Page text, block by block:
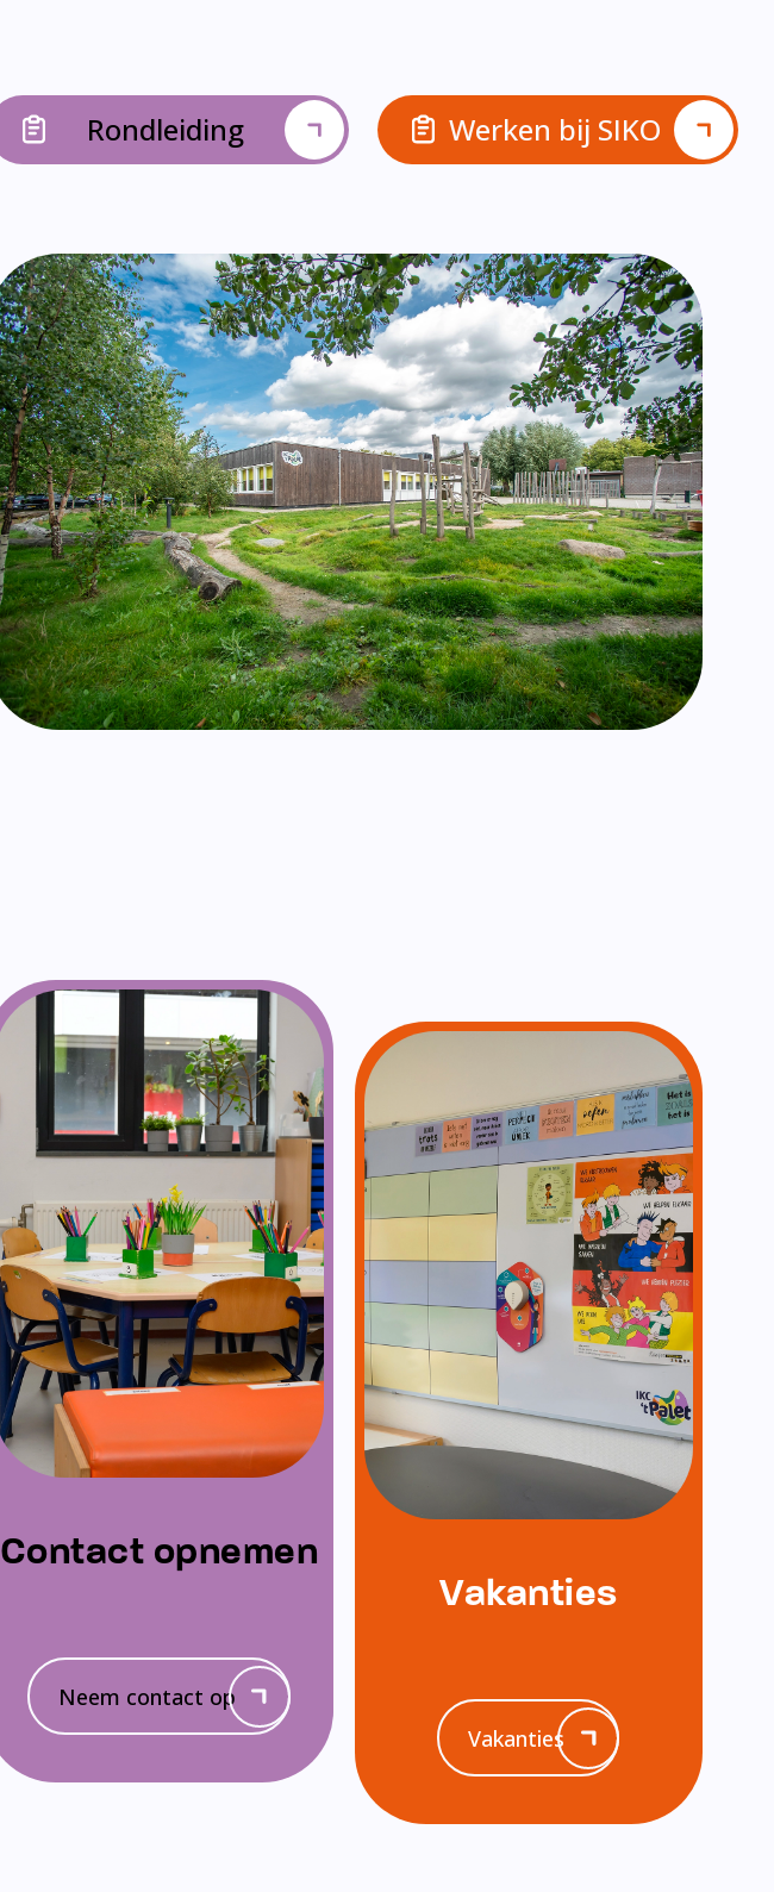
Rondleiding Werken bij SIKO
Contact opnemen
Neem contact op
Vakanties
Vakanties